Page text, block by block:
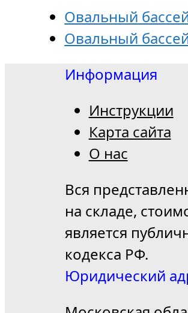
Овальный
Овальный
Информация
Инструкции
Карта сайта
О нас
Вся
на складе,
является
кодекса РФ.
Юридический